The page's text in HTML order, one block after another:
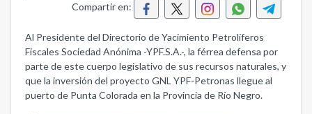
Compartir en:
Al Presidente del Directorio de Yacimiento Petrolíferos
Fiscales Sociedad Anónima -YPF.S.A.-, la férrea defensa por
parte de este cuerpo legislativo de sus recursos naturales, y
que la inversión del proyecto GNL YPF-Petronas llegue al
puerto de Punta Colorada en la Provincia de Río Negro.